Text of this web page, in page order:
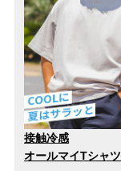
接触冷感
オールマイTシャツ